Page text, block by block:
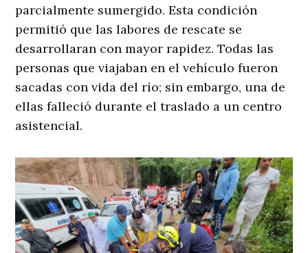
parcialmente sumergido. Esta condición
permitió que las labores de rescate se
desarrollaran con mayor rapidez. Todas las
personas que viajaban en el vehículo fueron
sacadas con vida del río; sin embargo, una de
ellas falleció durante el traslado a un centro
asistencial.